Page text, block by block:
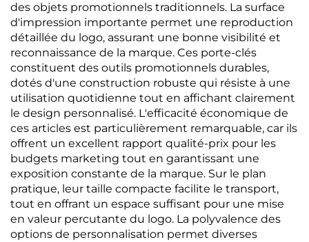
des objets promotionnels traditionnels. La surface
d'impression importante permet une reproduction
détaillée du logo, assurant une bonne visibilité et
reconnaissance de la marque. Ces porte-clés
constituent des outils promotionnels durables,
dotés d'une construction robuste qui résiste à une
utilisation quotidienne tout en affichant clairement
le design personnalisé. L'efficacité économique de
ces articles est particulièrement remarquable, car ils
offrent un excellent rapport qualité-prix pour les
budgets marketing tout en garantissant une
exposition constante de la marque. Sur le plan
pratique, leur taille compacte facilite le transport,
tout en offrant un espace suffisant pour une mise
en valeur percutante du logo. La polyvalence des
options de personnalisation permet diverses